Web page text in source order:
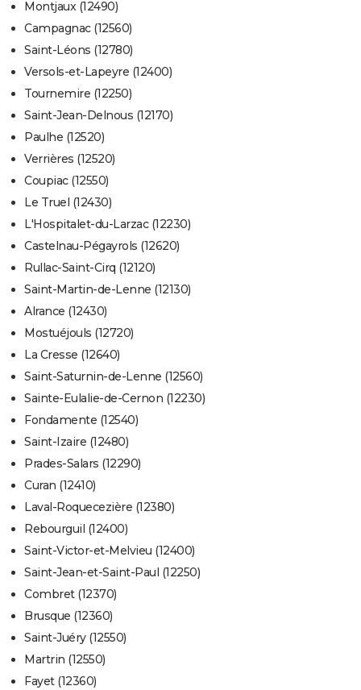
Montjaux (12490)
Campagnac (12560)
Saint-Léons (12780)
Versols-et-Lapeyre (12400)
Tournemire (12250)
Saint-Jean-Delnous (12170)
Paulhe (12520)
Verrières (12520)
Coupiac (12550)
Le Truel (12430)
L'Hospitalet-du-Larzac (12230)
Castelnau-Pégayrols (12620)
Rullac-Saint-Cirq (12120)
Saint-Martin-de-Lenne (12130)
Alrance (12430)
Mostuéjouls (12720)
La Cresse (12640)
Saint-Saturnin-de-Lenne (12560)
Sainte-Eulalie-de-Cernon (12230)
Fondamente (12540)
Saint-Izaire (12480)
Prades-Salars (12290)
Curan (12410)
Laval-Roquecezière (12380)
Rebourguil (12400)
Saint-Victor-et-Melvieu (12400)
Saint-Jean-et-Saint-Paul (12250)
Combret (12370)
Brusque (12360)
Saint-Juéry (12550)
Martrin (12550)
Fayet (12360)